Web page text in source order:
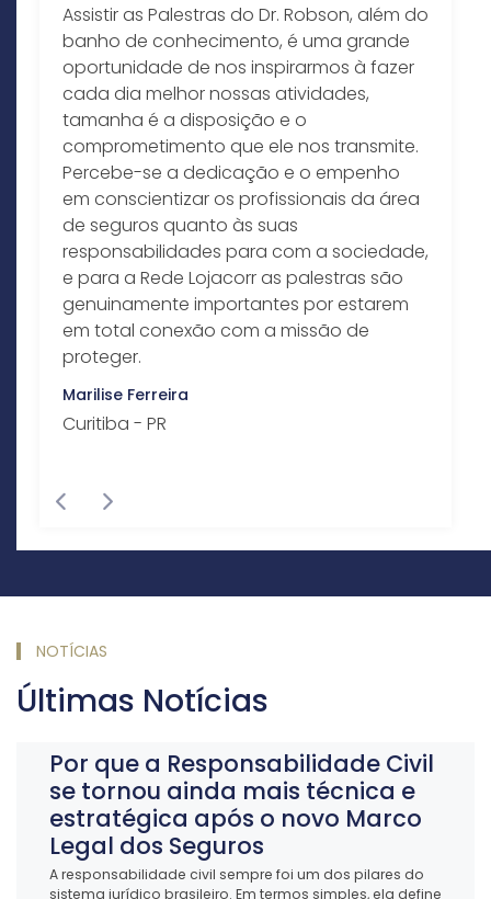
Assistir as Palestras do Dr. Robson, além do
banho de conhecimento, é uma grande
oportunidade de nos inspirarmos à fazer
cada dia melhor nossas atividades,
tamanha é a disposição e o
comprometimento que ele nos transmite.
Percebe-se a dedicação e o empenho
em conscientizar os profissionais da área
de seguros quanto às suas
responsabilidades para com a sociedade,
e para a Rede Lojacorr as palestras são
genuinamente importantes por estarem
em total conexão com a missão de
proteger.
Marilise Ferreira
Curitiba - PR
PreviousNext
NOTÍCIAS
Últimas Notícias
Por que a Responsabilidade Civil
se tornou ainda mais técnica e
estratégica após o novo Marco
Legal dos Seguros
A responsabilidade civil sempre foi um dos pilares do
sistema jurídico brasileiro. Em termos simples, ela define